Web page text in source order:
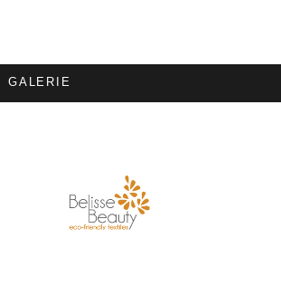
GALERIE
MIT
DUO SOFT